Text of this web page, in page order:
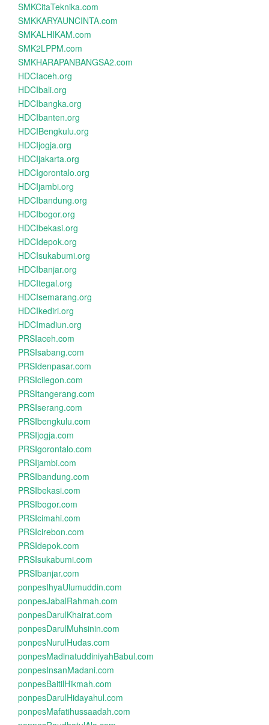
SMKCitaTeknika.com
SMKKARYAUNCINTA.com
SMKALHIKAM.com
SMK2LPPM.com
SMKHARAPANBANGSA2.com
HDCIaceh.org
HDCIbali.org
HDCIbangka.org
HDCIbanten.org
HDCIBengkulu.org
HDCIjogja.org
HDCIjakarta.org
HDCIgorontalo.org
HDCIjambi.org
HDCIbandung.org
HDCIbogor.org
HDCIbekasi.org
HDCIdepok.org
HDCIsukabumi.org
HDCIbanjar.org
HDCItegal.org
HDCIsemarang.org
HDCIkediri.org
HDCImadiun.org
PRSIaceh.com
PRSIsabang.com
PRSIdenpasar.com
PRSIcilegon.com
PRSItangerang.com
PRSIserang.com
PRSIbengkulu.com
PRSIjogja.com
PRSIgorontalo.com
PRSIjambi.com
PRSIbandung.com
PRSIbekasi.com
PRSIbogor.com
PRSIcimahi.com
PRSIcirebon.com
PRSIdepok.com
PRSIsukabumi.com
PRSIbanjar.com
ponpesIhyaUlumuddin.com
ponpesJabalRahmah.com
ponpesDarulKhairat.com
ponpesDarulMuhsinin.com
ponpesNurulHudas.com
ponpesMadinatuddiniyahBabul.com
ponpesInsanMadani.com
ponpesBaitilHikmah.com
ponpesDarulHidayahul.com
ponpesMafatihussaadah.com